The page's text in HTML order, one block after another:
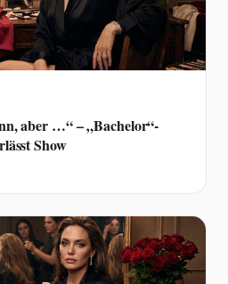
aber …“ – „Bachelor“-
Show